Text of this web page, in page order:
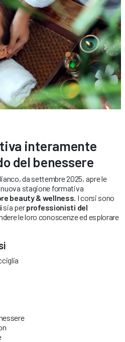
interamente
del benessere
da settembre 2025, apre le
stagione formativa
beauty & wellness . I corsi sono
sia perprofessionisti del
le loro conoscenze ed esplorare